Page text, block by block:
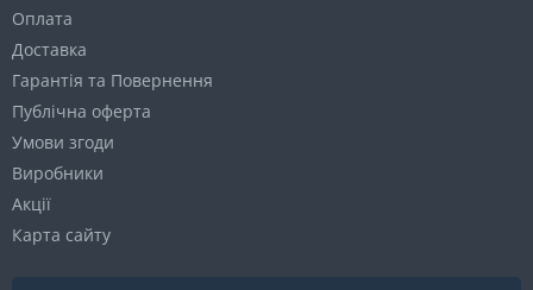
Оплата
Доставка
Гарантія та Повернення
Публічна оферта
Умови згоди
Виробники
Акції
Карта сайту